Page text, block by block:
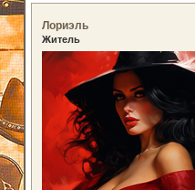
Лориэль
Житель